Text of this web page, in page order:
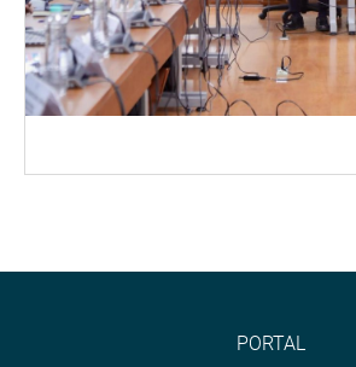
PORTAL